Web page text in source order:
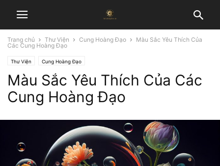
Trang chủ Thư Viện Cung Hoàng Đạo
Màu Sắc Yêu Thích Của
Các Cung Hoàng Đạo
Thư Viện Cung Hoàng Đạo
Màu Sắc Yêu Thích Của Các
Cung Hoàng Đạo